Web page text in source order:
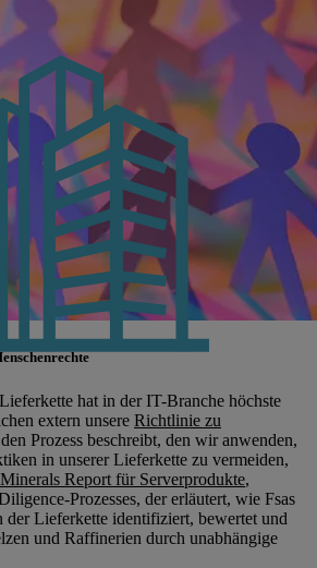
hat in der IT-Branche höchste
extern unsere Richtlinie zu
Prozess beschreibt, den wir anwenden,
in unserer Lieferkette zu vermeiden,
Report für Serverprodukte,
Prozesses, der erläutert, wie Fsas
der Lieferkette identifiziert, bewertet und
und Raffinerien durch unabhängige